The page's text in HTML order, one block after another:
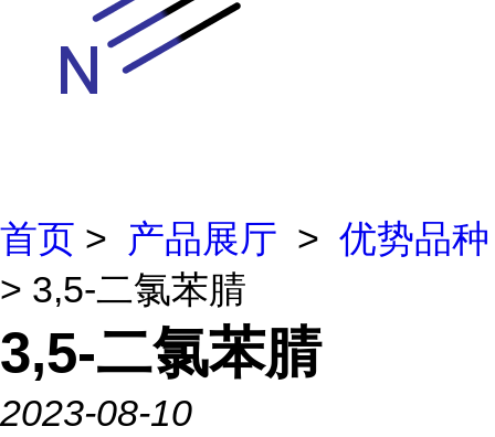
首页 > 产品展厅 > 优势品种
> 3,5-二氯苯腈
3,5-二氯苯腈
2023-08-10